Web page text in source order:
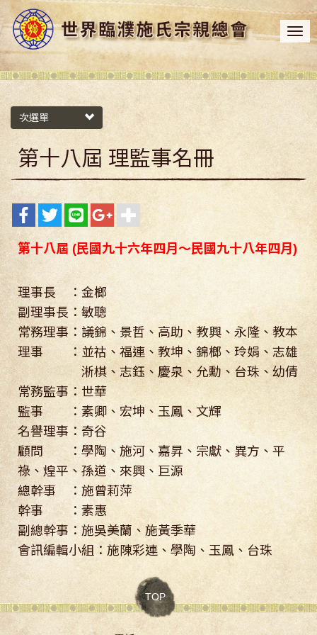
次選單
第十八屆 理監事名冊
第十八屆 (民國九十六年四月～民國九十八年四月)
理事長 ：金榔
副理事長：敏聰
常務理事：議錦、景哲、高助、教興、永隆、教本
理事 ：並祜、福連、教坤、錦榔、玲娟、志雄
淅棋、志鈺、慶泉、允勳、台珠、幼倩
常務監事：世華
監事 ：素卿、宏坤、玉鳳、文輝
名譽理事：奇谷
顧問 ：學陶、施河、嘉昇、宗獻、異方、平
祿、煌平、孫道、來興、巨源
總幹事 ：施曾莉萍
幹事 ：素惠
副總幹事：施吳美蘭、施黃季華
會訊編輯小組：施陳彩連、學陶、玉鳳、台珠
TOP